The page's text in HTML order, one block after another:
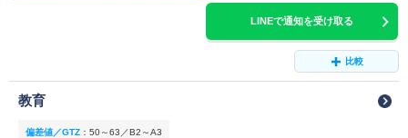
LINEで通知を受け取る
比較
教育
偏差値／GTZ ： 50～63／B2～A3